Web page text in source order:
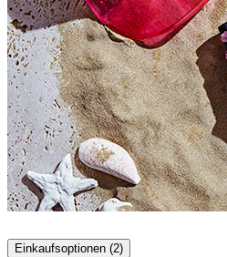
Einkaufsoptionen (2)